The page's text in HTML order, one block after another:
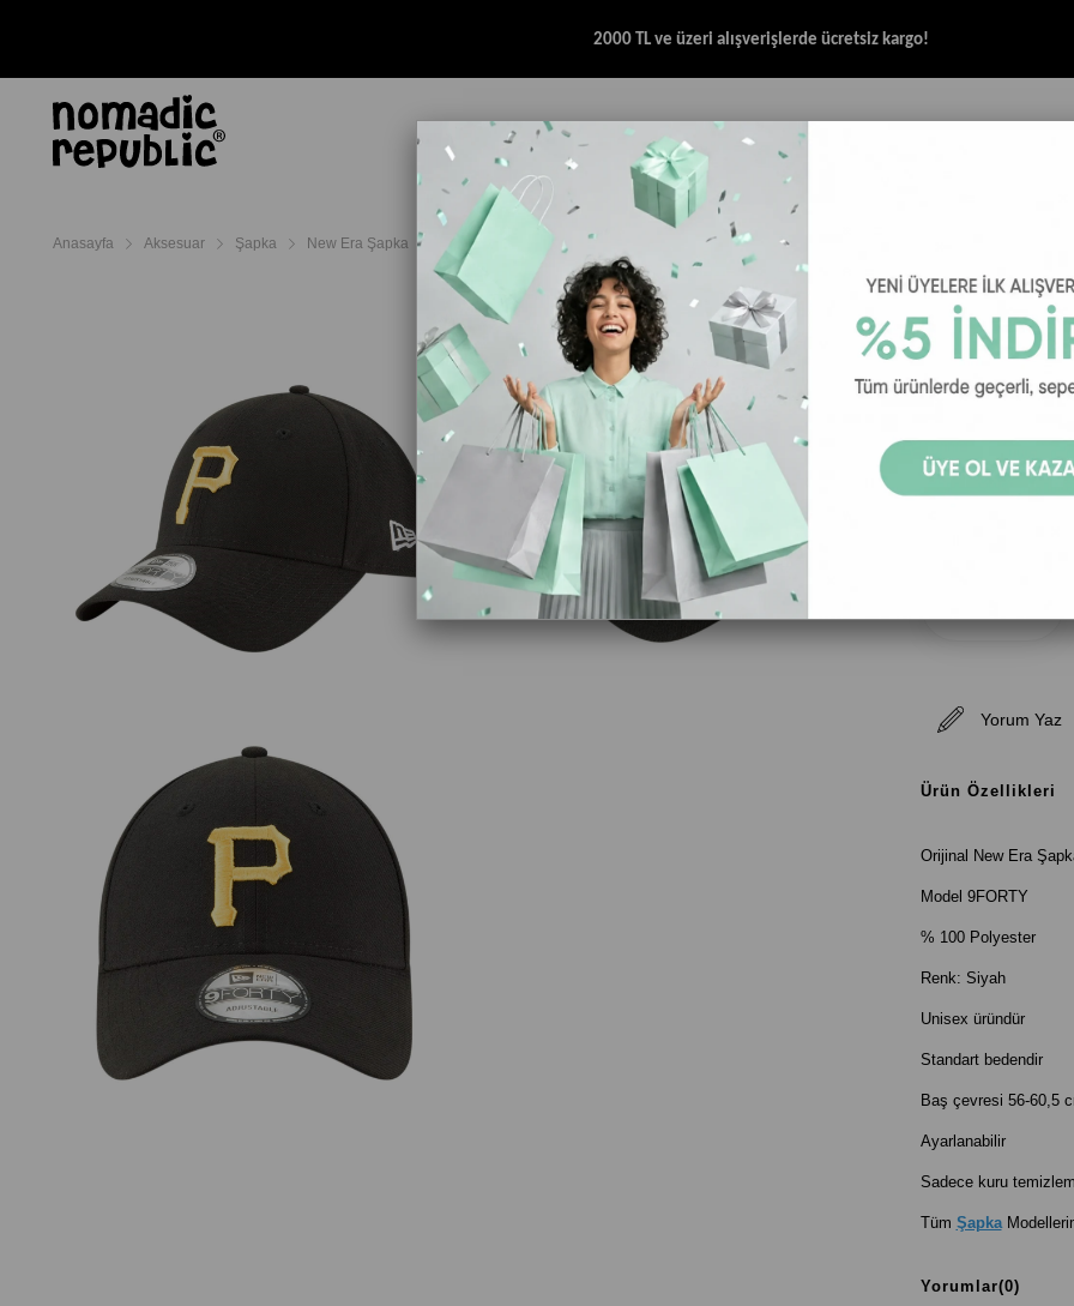
2000 TL ve üzeri alışverişlerde ücretsiz kargo!
AYAKKABI TERLİK & SANDALET AKSESUAR HALAT & İP SANDALET
Anasayfa Aksesuar Şapka New Era Şapka New Era Şapka - MLB The League Pittsburgh Pirates Siyah
New Era
Pirates
New Era Şapka -
Yorum Yaz
Ürün Özellikleri
Orijinal New Era
Model 9FORTY
% 100 Polyester
Renk: Siyah
Unisex üründür
Standart bedendir
Baş çevresi 56-60,5
Ayarlanabilir
Sadece kuru
Tüm Şapka
Yorumlar(0)